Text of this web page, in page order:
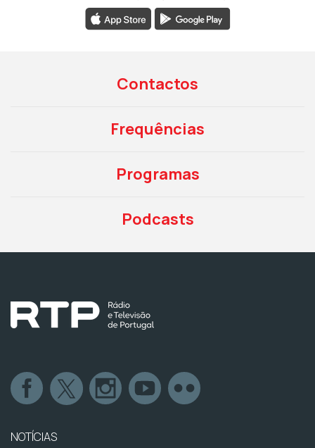
Contactos
Frequências
Programas
Podcasts
NOTÍCIAS